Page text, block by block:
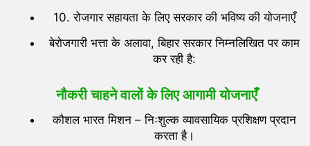
10. रोजगार सहायता के लिए सरकार की भविष्य की योजनाएँ
बेरोजगारी भत्ता के अलावा, बिहार सरकार निम्नलिखित पर काम
कर रही है:
नौकरी चाहने वालों के लिए आगामी योजनाएँ
कौशल भारत मिशन – निःशुल्क व्यावसायिक प्रशिक्षण प्रदान
करता है।